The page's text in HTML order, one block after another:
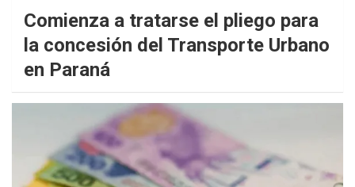
Comienza a tratarse el pliego para
la concesión del Transporte Urbano
en Paraná